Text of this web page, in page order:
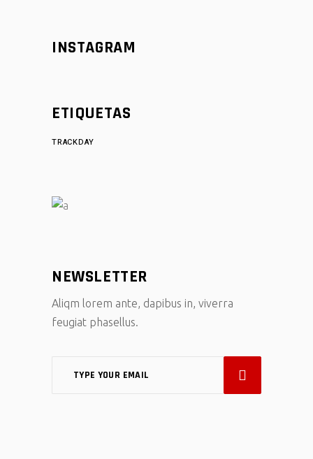
INSTAGRAM
ETIQUETAS
TRACKDAY
NEWSLETTER
Aliqm lorem ante, dapibus in, viverra
feugiat phasellus.